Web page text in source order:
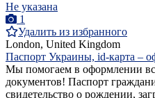
Не указана
1
Удалить из избранного
London, United Kingdom
Паспорт Украины, id-карта –
Мы помогаем в оформлении
документов! Паспорт
свидетельство о рождении,